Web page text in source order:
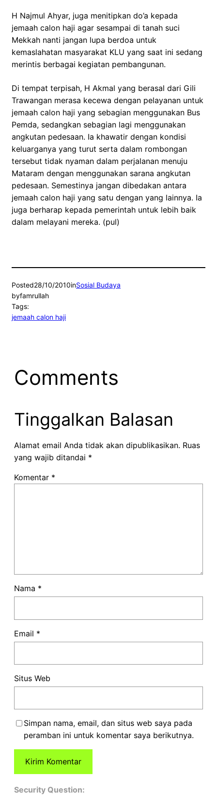
H Najmul Ahyar, juga menitipkan do’a kepada
jemaah calon haji agar sesampai di tanah suci
Mekkah nanti jangan lupa berdoa untuk
kemaslahatan masyarakat KLU yang saat ini sedang
merintis berbagai kegiatan pembangunan.
Di tempat terpisah, H Akmal yang berasal dari Gili
Trawangan merasa kecewa dengan pelayanan untuk
jemaah calon haji yang sebagian menggunakan Bus
Pemda, sedangkan sebagian lagi menggunakan
angkutan pedesaan. Ia khawatir dengan kondisi
keluarganya yang turut serta dalam rombongan
tersebut tidak nyaman dalam perjalanan menuju
Mataram dengan menggunakan sarana angkutan
pedesaan. Semestinya jangan dibedakan antara
jemaah calon haji yang satu dengan yang lainnya. Ia
juga berharap kepada pemerintah untuk lebih baik
dalam melayani mereka. (pul)
Posted28/10/2010inSosial Budaya
byfamrullah
Tags:
jemaah calon haji
Comments
Tinggalkan Balasan
Alamat email Anda tidak akan dipublikasikan. Ruas
yang wajib ditandai *
Komentar *
Nama *
Email *
Situs Web
Simpan nama, email, dan situs web saya pada
peramban ini untuk komentar saya berikutnya.
Security Question: